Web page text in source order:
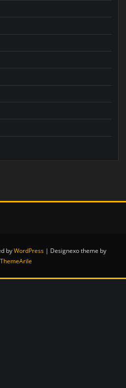
byWordPress | Designexo theme by
ThemeArile